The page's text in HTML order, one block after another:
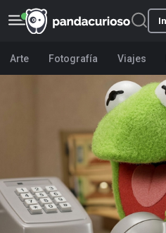
Arte Fotografía Viajes